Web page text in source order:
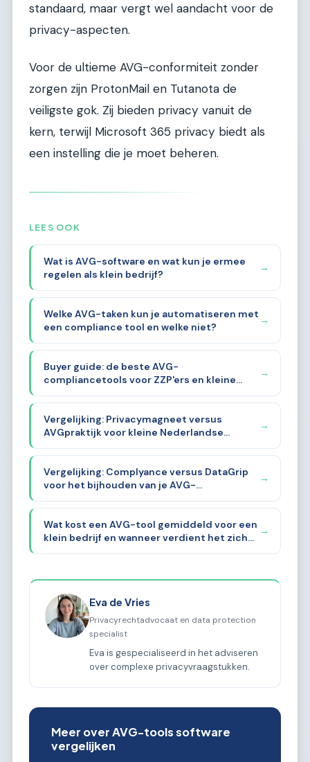
standaard, maar vergt wel aandacht voor de
privacy-aspecten.
Voor de ultieme AVG-conformiteit zonder
zorgen zijn ProtonMail en Tutanota de
veiligste gok. Zij bieden privacy vanuit de
kern, terwijl Microsoft 365 privacy biedt als
een instelling die je moet beheren.
LEES OOK
Wat is AVG-software en wat kun je ermee
regelen als klein bedrijf?
→
Welke AVG-taken kun je automatiseren met
een compliance tool en welke niet?
→
Buyer guide: de beste AVG-
compliancetools voor ZZP'ers en kleine
bedrijven in 2026
→
Vergelijking: Privacymagneet versus
AVGpraktijk voor kleine Nederlandse
→
Vergelijking: Complyance versus DataGrip
voor het bijhouden van je AVG-
→
Wat kost een AVG-tool gemiddeld voor een
klein bedrijf en wanneer verdient het zich
→
Eva de Vries
Privacyrechtadvocaat en data protection
specialist
Eva is gespecialiseerd in het adviseren
over complexe privacyvraagstukken.
Meer over AVG-tools software
vergelijken